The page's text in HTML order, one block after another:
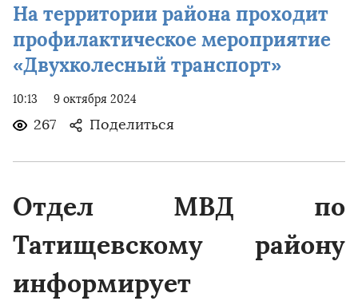
На территории района проходит
профилактическое мероприятие
«Двухколесный транспорт»
10:13 9 октября 2024
267 Поделиться
Отдел МВД по
Татищевскому району
информирует